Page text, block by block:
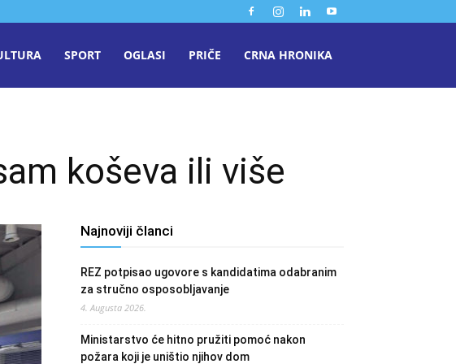
SPORT OGLASI PRIČE CRNA HRONIKA
koševa ili više
Najnoviji članci
REZ potpisao ugovore s kandidatima odabranim
za stručno osposobljavanje
4. Augusta 2026.
Ministarstvo će hitno pružiti pomoć nakon
požara koji je uništio njihov dom